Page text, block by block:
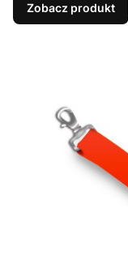
Zobacz produkt